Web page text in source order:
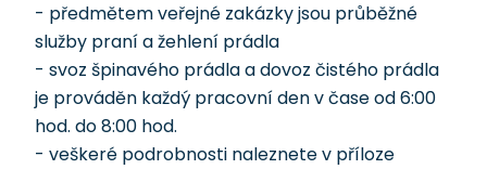
- předmětem veřejné zakázky jsou průběžné
služby praní a žehlení prádla
- svoz špinavého prádla a dovoz čistého prádla
je prováděn každý pracovní den v čase od 6:00
hod. do 8:00 hod.
- veškeré podrobnosti naleznete v příloze